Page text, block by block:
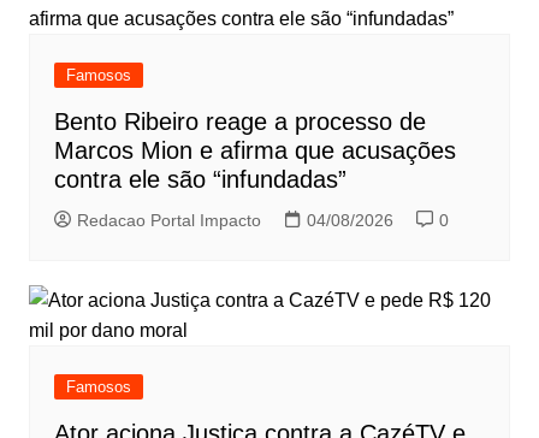
Famosos
Bento Ribeiro reage a processo de
Marcos Mion e afirma que acusações
contra ele são “infundadas”
Redacao Portal Impacto 04/08/2026 0
Famosos